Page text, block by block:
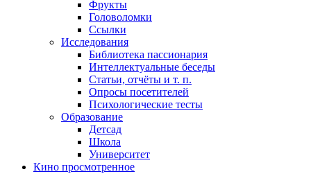
Фрукты
Головоломки
Ссылки
Исследования
Библиотека пассионария
Интеллектуальные беседы
Статьи, отчёты и т. п.
Опросы посетителей
Психологические тесты
Образование
Детсад
Школа
Университет
Кино просмотренное